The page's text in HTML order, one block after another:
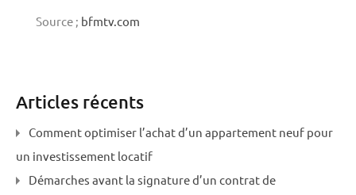
Source ; bfmtv.com
Articles récents
Comment optimiser l’achat d’un appartement neuf pour
un investissement locatif
Démarches avant la signature d’un contrat de